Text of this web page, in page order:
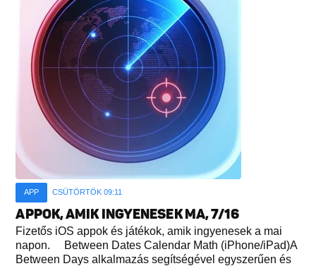
APP CSÜTÖRTÖK 09:11
APPOK, AMIK INGYENESEK MA, 7/16
Fizetős iOS appok és játékok, amik ingyenesek a mai
napon. Between Dates Calendar Math (iPhone/iPad)A
Between Days alkalmazás segítségével egyszerűen és